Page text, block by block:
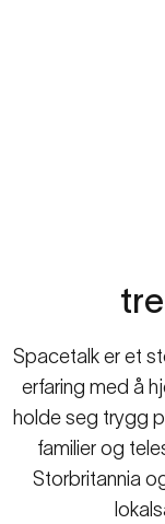
Spacetalk er et
erfaring med å
holde seg trygg
familier og
Storbritannia